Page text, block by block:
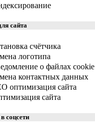
сайта
счётчика
логотипа
о файлах cookie
контактных данных
оптимизация сайта
сайта
соцсети